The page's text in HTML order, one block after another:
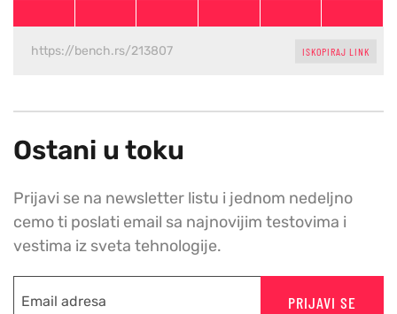
ISKOPIRAJ LINK
Ostani u toku
Prijavi se na newsletter listu i jednom nedeljno
cemo ti poslati email sa najnovijim testovima i
vestima iz sveta tehnologije.
PRIJAVI SE